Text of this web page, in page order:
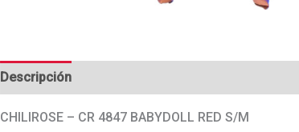
Descripción
CHILIROSE – CR 4847 BABYDOLL RED S/M